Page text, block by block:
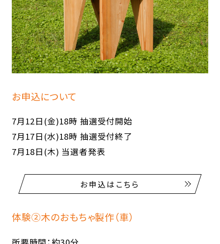
お申込について
7月12日(金)18時 抽選受付開始
7月17日(水)18時 抽選受付終了
7月18日(木) 当選者発表
お申込はこちら
体験②木のおもちゃ製作（車）